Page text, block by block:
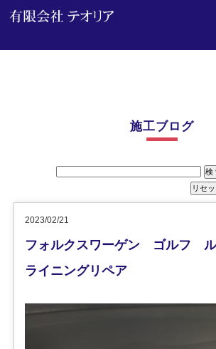
施工ブログ
2023/02/21
フォルクスワーゲン ゴルフ
ライニングリペア